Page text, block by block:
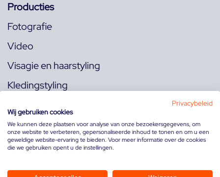
Producties
Fotografie
Video
Visagie en haarstyling
Kledingstyling
Volg ons op:
Privacybeleid
Wij gebruiken cookies
We kunnen deze plaatsen voor analyse van onze bezoekersgegevens, om
onze website te verbeteren, gepersonaliseerde inhoud te tonen en om u een
geweldige website-ervaring te bieden. Voor meer informatie over de cookies
die we gebruiken opent u de instellingen.